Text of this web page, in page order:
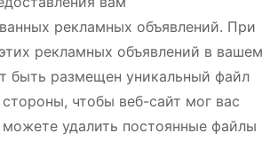
рекламных объявлений. При
рекламных объявлений в вашем
быть размещен уникальный файл
чтобы веб-сайт мог вас
можете удалить постоянные файлы